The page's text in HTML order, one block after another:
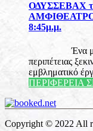
ΟΔΥΣΣΕΒΑΧ
ΑΜΦΙΘΕΑΤΡΟ
8:45μ.μ.
Ένα μαγικό
περιπέτειας
εμβληματικό
ΠΕΡΙΦΕΡΕΙΑ
Copyright © 2022 All